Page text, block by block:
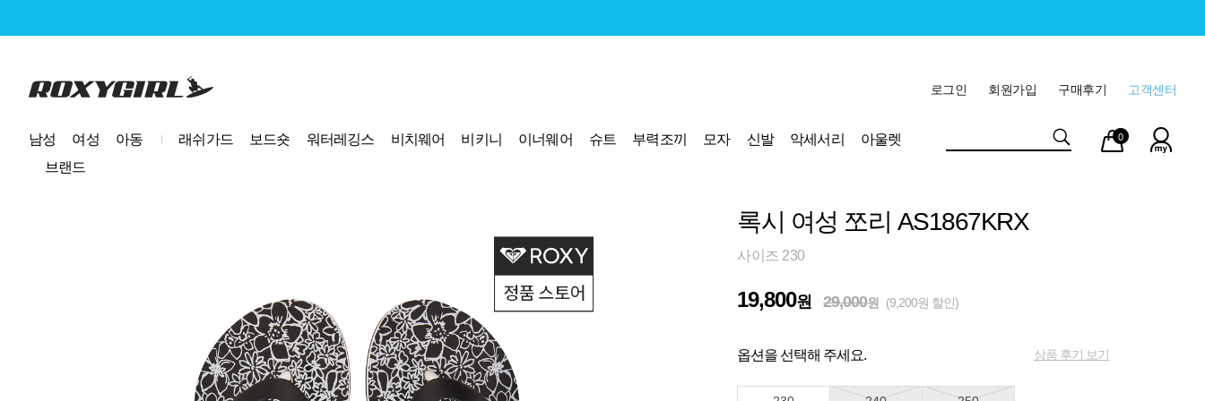
로고 고객센터
구매후기
회원가입
로그인
남성 여성 아동 래쉬가드 보드숏 워터레깅스 비치웨어 비키니 이너웨어 슈트 부력조끼 모자 신발 악세서리
아울렛
브랜드
마이
페이
장바
구니
0
록시 여성 쪼리 AS1867KRX
사이즈 230
19,800원 29,000원 (9,200원 할인)
옵션을 선택해 주세요. 상품 후기 보기